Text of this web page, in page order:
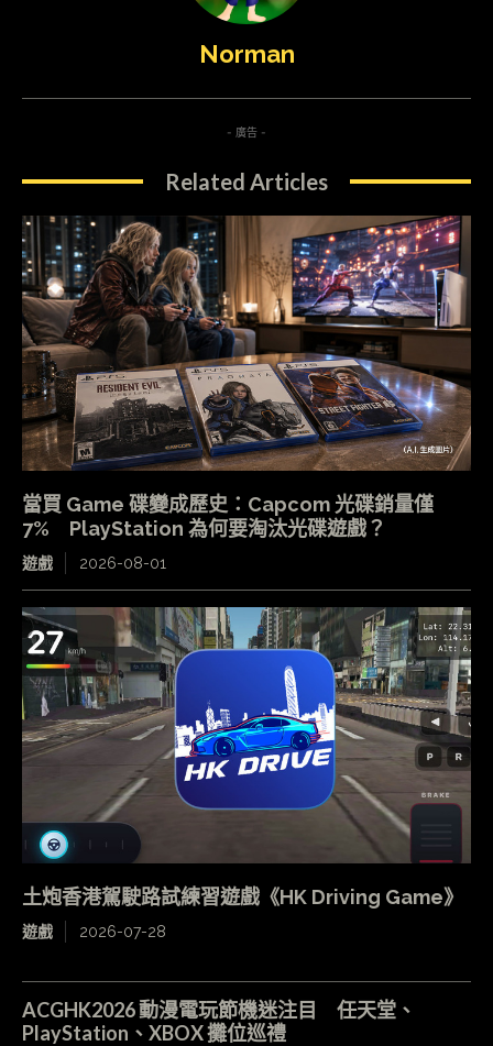
Norman
- 廣告 -
Related Articles
當買 Game 碟變成歷史：Capcom 光碟銷量僅
7% PlayStation 為何要淘汰光碟遊戲？
遊戲 2026-08-01
土炮香港駕駛路試練習遊戲《HK Driving Game》
遊戲 2026-07-28
ACGHK2026 動漫電玩節機迷注目 任天堂、
PlayStation、XBOX 攤位巡禮